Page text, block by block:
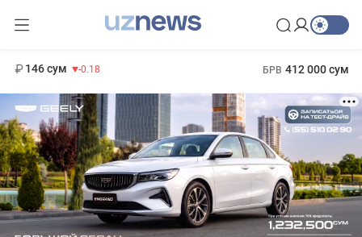
146 сум -0.18 БРВ 412 000 сум